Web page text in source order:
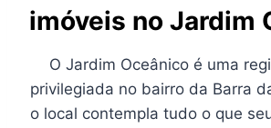
imóveis no Jardim
O Jardim Oceânico é uma
privilegiada no bairro da Barra
o local contempla tudo o que